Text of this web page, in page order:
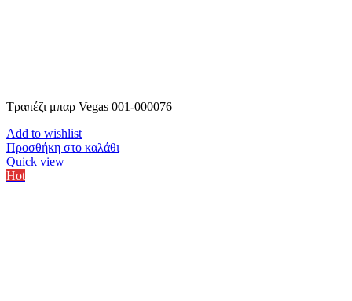
Τραπέζι μπαρ Vegas 001-000076
Add to wishlist
Προσθήκη στο καλάθι
Quick view
Hot